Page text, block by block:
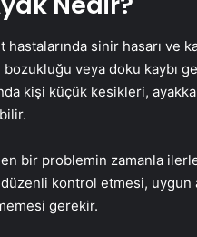
sinir hasarı ve
veya doku kaybı
kişi küçük kesikleri,
bir problemin zamanla
düzenli kontrol etmesi,
gerekir.